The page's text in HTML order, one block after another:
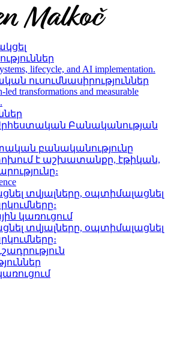
lifecycle, and AI implementation.
ուսումնասիրություններ
led transformations and measurable
Բանականության
բանականությունը
է աշխատանքը, էթիկան,
տվյալները, օպտիմալացնել
կառուցում
տվյալները, օպտիմալացնել